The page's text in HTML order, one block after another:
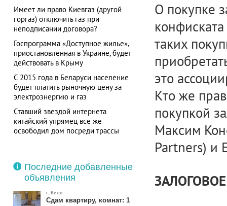
Имеет ли право Киевгаз (другой
горгаз) отключить газ при
неподписании договора?
Госпрограмма «Доступное жилье»,
приостановленная в Украине, будет
действовать в Крыму
С 2015 года в Беларуси население
будет платить рыночную цену за
электроэнергию и газ
Ставший звездой интернета
китайский упрямец все же
освободил дом посреди трассы
Последние добавленные
объявления
г. Киев
Сдам квартиру, комнат: 1
О покупке
таких
это
Кто же
покупкой
Максим
Partners) и